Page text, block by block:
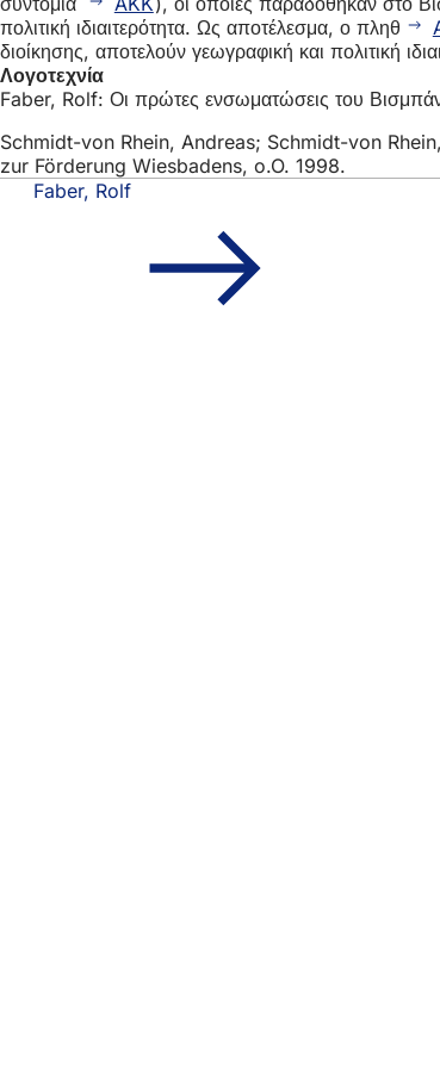
πολιτική ιδιαιτερότητα. Ως αποτέλεσμα, ο πληθ
διοίκησης, αποτελούν γεωγραφική και πολιτική
Λογοτεχνία
Faber, Rolf: Οι πρώτες ενσωματώσεις του
Schmidt-von Rhein, Andreas; Schmidt-von
zur Förderung Wiesbadens, o.O. 1998.
Faber, Rolf